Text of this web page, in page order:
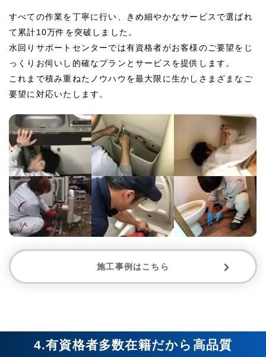
すべての作業を丁寧に行い、きめ細やかなサービスで選ばれ
て累計10万件を突破しました。
水回りサポートセンターでは有資格者がお客様のご要望をじ
っくりお伺いし的確なプランとサービスを提供します。
これまで積み重ねたノウハウを最大限に生かしさまざまなご
要望に対応いたします。
施工事例はこちら
4.有資格者多数在籍だから高品質